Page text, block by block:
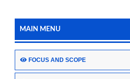
MAIN MENU
FOCUS AND SCOPE